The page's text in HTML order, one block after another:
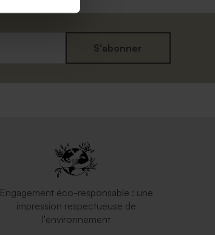
S'abonner
Engagement éco-responsable : une
impression respectueuse de
l'environnement